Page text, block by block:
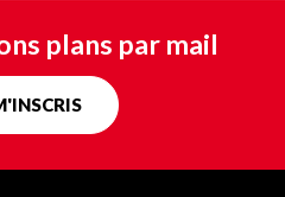
plans par mail